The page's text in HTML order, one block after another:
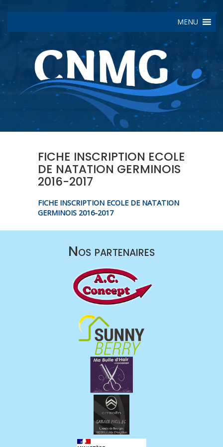
MENU
FICHE INSCRIPTION ECOLE
DE NATATION GERMINOIS
2016-2017
FICHE INSCRIPTION ECOLE DE NATATION
GERMINOIS 2016-2017
Nos partenaires